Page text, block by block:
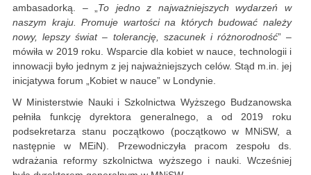
ambasadorką. – „To jedno z najważniejszych wydarzeń w
naszym kraju. Promuje wartości na których budować należy
nowy, lepszy świat – tolerancję, szacunek i różnorodność” –
mówiła w 2019 roku. Wsparcie dla kobiet w nauce, technologii i
innowacji było jednym z jej najważniejszych celów. Stąd m.in. jej
inicjatywa forum „Kobiet w nauce” w Londynie.
W Ministerstwie Nauki i Szkolnictwa Wyższego Budzanowska
pełniła funkcję dyrektora generalnego, a od 2019 roku
podsekretarza stanu początkowo (początkowo w MNiSW, a
następnie w MEiN). Przewodniczyła pracom zespołu ds.
wdrażania reformy szkolnictwa wyższego i nauki. Wcześniej